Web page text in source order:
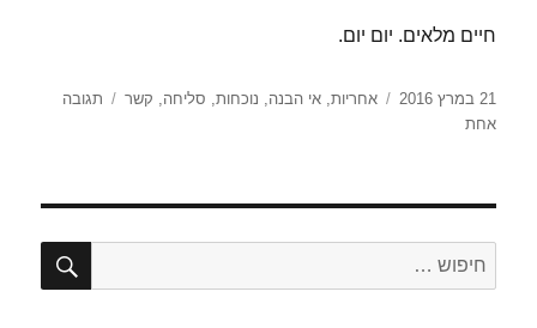
חיים מלאים. יום יום.
פורסם
בתאריך
21 במרץ 2016 תגיות
אחריות,אי הבנה, נוכחות, סליחה, קשר
תגובה
אחתעל
אי
הבנה
חפש: